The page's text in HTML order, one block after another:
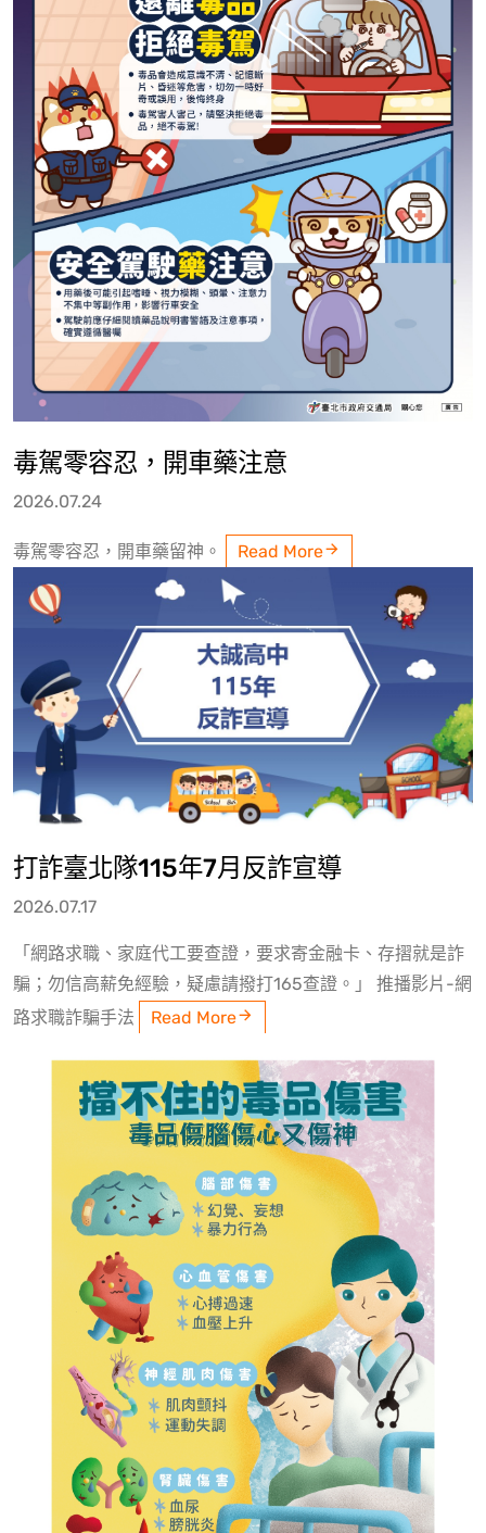
毒駕零容忍，開車藥注意
2026.07.24
毒駕零容忍，開車藥留神。 Read More
打詐臺北隊115年7月反詐宣導
2026.07.17
「網路求職、家庭代工要查證，要求寄金融卡、存摺就是詐
騙；勿信高薪免經驗，疑慮請撥打165查證。」 推播影片-網
路求職詐騙手法
Read More